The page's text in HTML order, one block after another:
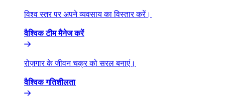
विश्व स्तर पर अपने व्यवसाय का विस्तार करें।​​
वैश्विक टीम मैनेज करें​​
रोज़गार के जीवन चक्र को सरल बनाएं।​​
वैश्विक गतिशीलता​​